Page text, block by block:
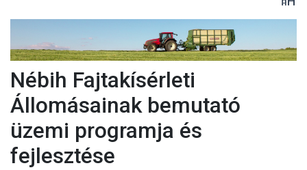
Nébih Fajtakísérleti
Állomásainak bemutató
üzemi programja és
fejlesztése